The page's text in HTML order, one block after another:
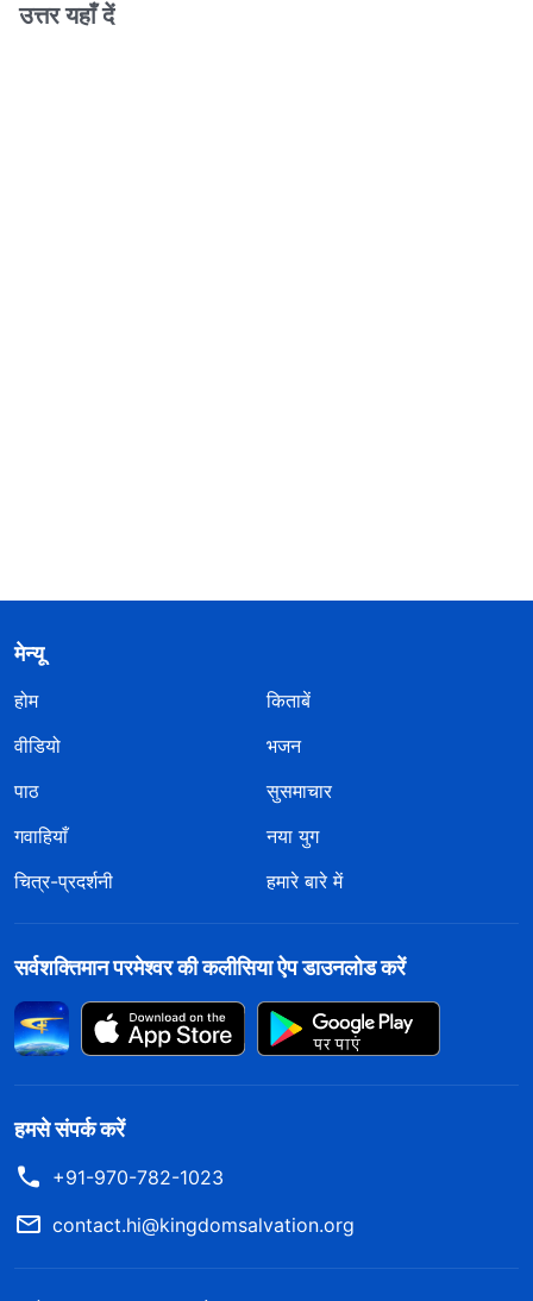
उत्तर यहाँ दें
मेन्यू
होम
किताबें
वीडियो
भजन
पाठ
सुसमाचार
गवाहियाँ
नया युग
चित्र-प्रदर्शनी
हमारे बारे में
सर्वशक्तिमान परमेश्वर की कलीसिया ऐप डाउनलोड करें
हमसे संपर्क करें
+91-970-782-1023
contact.hi@kingdomsalvation.org